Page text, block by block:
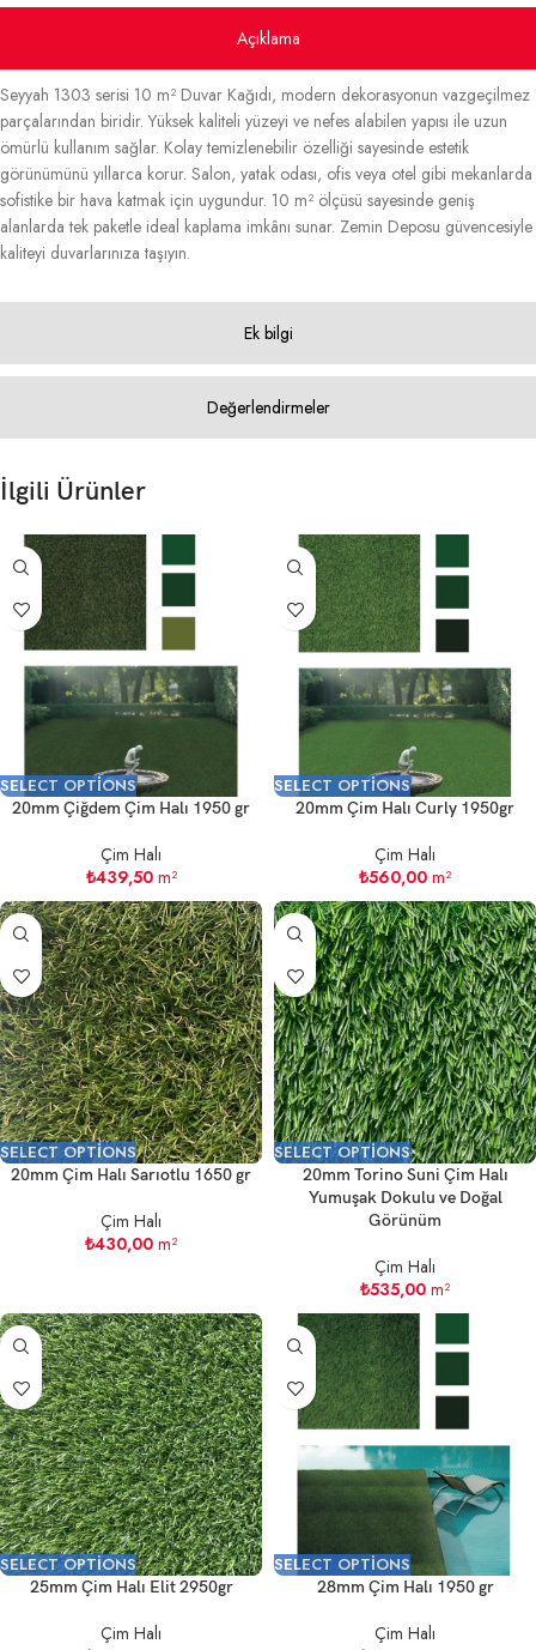
Açıklama
Ek bilgi
Değerlendirmeler
Seyyah 1303 serisi 10 m² Duvar Kağıdı, modern dekorasyonun vazgeçilmez
parçalarından biridir. Yüksek kaliteli yüzeyi ve nefes alabilen yapısı ile uzun
ömürlü kullanım sağlar. Kolay temizlenebilir özelliği sayesinde estetik
görünümünü yıllarca korur. Salon, yatak odası, ofis veya otel gibi mekanlarda
sofistike bir hava katmak için uygundur. 10 m² ölçüsü sayesinde geniş
alanlarda tek paketle ideal kaplama imkânı sunar. Zemin Deposu güvencesiyle
kaliteyi duvarlarınıza taşıyın.
İlgili Ürünler
SELECT OPTIONS
20mm Çiğdem Çim Halı 1950 gr
Çim Halı
₺439,50m²
SELECT OPTIONS
20mm Çim Halı Curly 1950gr
Çim Halı
₺560,00 m²
SELECT OPTIONS
20mm Çim Halı Sarıotlu 1650 gr
Çim Halı
₺430,00 m²
SELECT OPTIONS
20mm Torino Suni Çim Halı
Yumuşak Dokulu ve Doğal
Görünüm
Çim Halı
₺535,00 m²
SELECT OPTIONS
25mm Çim Halı Elit 2950gr
Çim Halı
SELECT OPTIONS
28mm Çim Halı 1950 gr
Çim Halı